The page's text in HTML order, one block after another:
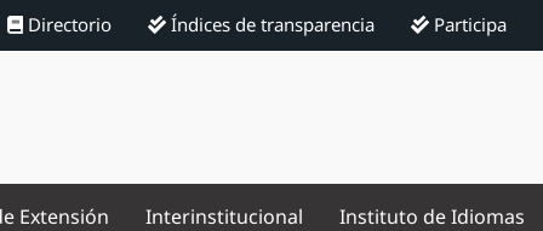
Directorio Índices de transparencia Participa
Extensión Interinstitucional Instituto de Idiomas